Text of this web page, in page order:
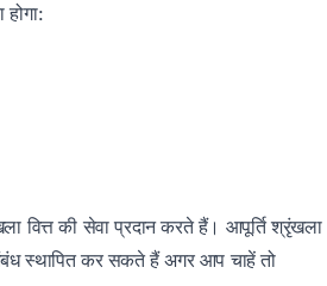
वित्त की सेवा प्रदान करते हैं। आपूर्ति श्रृंखला
स्थापित कर सकते हैं अगर आप चाहें तो